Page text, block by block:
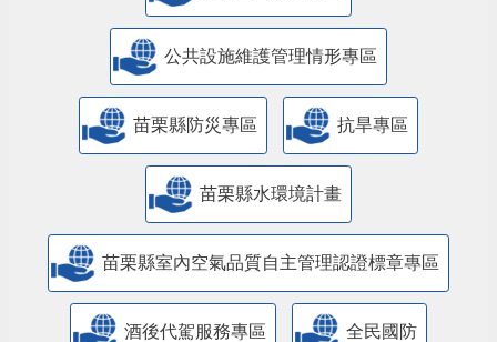
​公共設施維護管理情形專區
苗栗縣防災專區 抗旱專區
苗栗縣水環境計畫
苗栗縣室內空氣品質自主管理認證標章專區
酒後代駕服務專區 全民國防